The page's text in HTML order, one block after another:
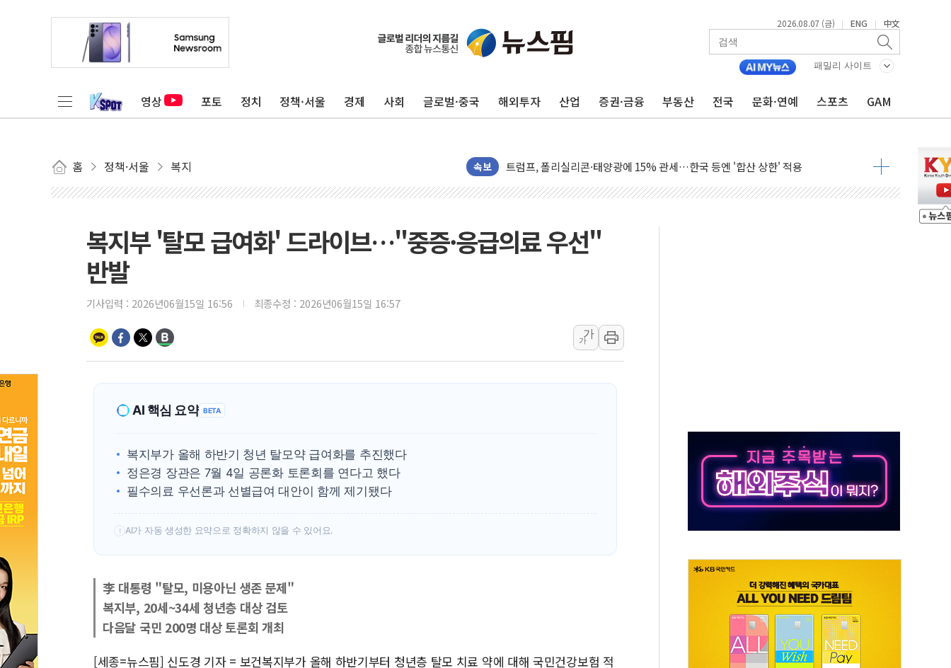
2026.08.07 (금) | ENG | 中文
패밀리 사이트
영상 포토 정치 정책·서울 경제 사회 글로벌·중국 해외투자 산업 증권·금융 부동산 전국 문화·연예 스포츠 GAM
홈 정책·서울 복지 속보
네이버, AI 투자로 숨 고르기…매출 16% 늘고 영업이익은 제자리
카카오스타일 지그재그, '직잭뷰티 페스타'…최대 91% 할인
애경산업, 서울시 취약계층 위해 53억원 상당 통큰 기부
중기부, 떡국·떡볶이떡 제조업 '생계형 적합업종' 재지정...5년 더 보호
[뉴스핌 이 시각 PICK] 李, 오늘 부동산 2차 회의 外
제나벨, 배우 공승연 브랜드 모델 발탁… 부산 광안서 약국 팝업스토어 운영
[채권/외환] 국제유가 급등에 미 국채금리·달러 동반 상승…시장, 美 고용지표 촉각
[금/유가] 이란의 호르무즈 해협 통항 제한 검토에 유가 3% 급등…금값 보합
뉴욕증시, 유가·금리 부담에 하락…다우 5거래일 랠리 '마침표'
[오늘의 국회일정] 상임위·세미나·기자회견·주요 정당 - 8월 7일
李대통령, 오늘 오후 2시 부동산정책 2차 점검회의…주택 공급 대책 막바지 조율
복지부 '탈모 급여화' 드라이브…"중증·응급의료 우선"
반발
기사입력 : 2026년06월15일 16:56 최종수정 : 2026년06월15일 16:57
가
가
AI 핵심 요약 BETA
복지부가 올해 하반기 청년 탈모약 급여화를 추진했다
정은경 장관은 7월 4일 공론화 토론회를 연다고 했다
필수의료 우선론과 선별급여 대안이 함께 제기됐다
! AI가 자동 생성한 요약으로 정확하지 않을 수 있어요.
李 대통령 "탈모, 미용아닌 생존 문제"
복지부, 20세~34세 청년층 대상 검토
다음달 국민 200명 대상 토론회 개최
[세종=뉴스핌] 신도경 기자 = 보건복지부가 올해 하반기부터 청년층 탈모 치료 약에 대해 국민건강보험 적